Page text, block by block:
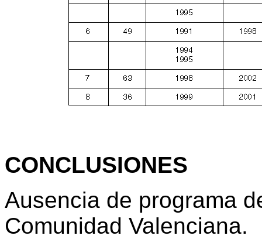
CONCLUSIONES
Ausencia de programa
Comunidad Valenciana.